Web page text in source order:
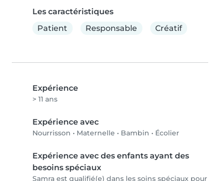
Les caractéristiques
Patient
Responsable Créatif
Expérience
> 11 ans
Expérience avec
Nourrisson • Maternelle • Bambin • Écolier
Expérience avec des enfants ayant des
besoins spéciaux
Samra est qualifié(e) dans les soins spéciaux pour